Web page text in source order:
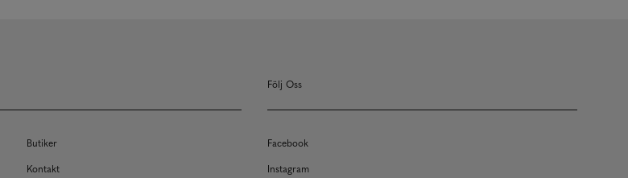
Butiker
Kontakt
Följ Oss
Facebook
Instagram